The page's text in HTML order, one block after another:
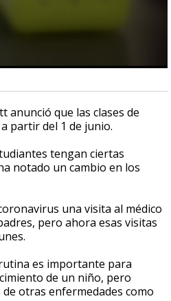
anunció que las clases de
partir del 1 de junio.
tengan ciertas
notado un cambio en los
una visita al médico
pero ahora esas visitas
es importante para
de un niño, pero
otras enfermedades como